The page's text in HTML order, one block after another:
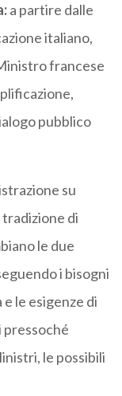
a partire dalle
italiano,
francese
pubblico
su
tradizione di
le due
i bisogni
le esigenze di
pressoché
le possibili